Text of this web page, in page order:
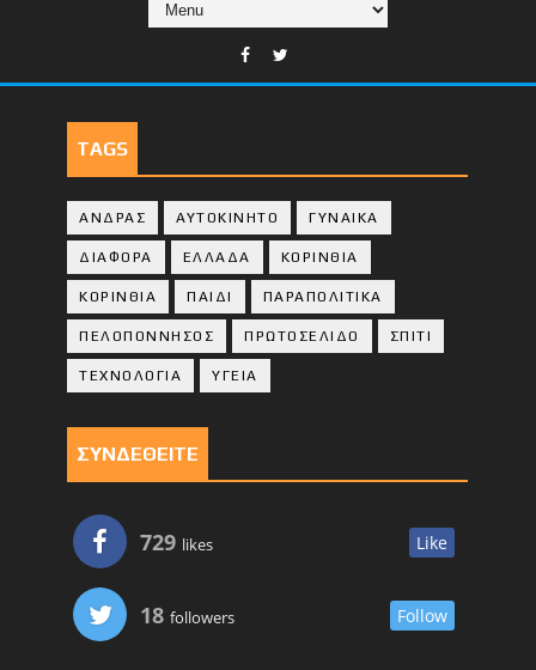
TAGS
ΑΝΔΡΑΣ ΑΥΤΟΚΙΝΗΤΟ ΓΥΝΑΙΚΑ
ΔΙΑΦΟΡΑ ΕΛΛΑΔΑ ΚΟΡΙΝΘΙΑ
ΚΟΡΙΝΘΙA ΠΑΙΔΙ ΠΑΡΑΠΟΛΙΤΙΚΑ
ΠΕΛΟΠΟΝΝΗΣΟΣ ΠΡΩΤΟΣΕΛΙΔΟ ΣΠΙΤΙ
ΤΕΧΝΟΛΟΓΙΑ ΥΓΕΙΑ
ΣΥΝΔΕΘΕΙΤΕ
729 likes Like
18 followers Follow